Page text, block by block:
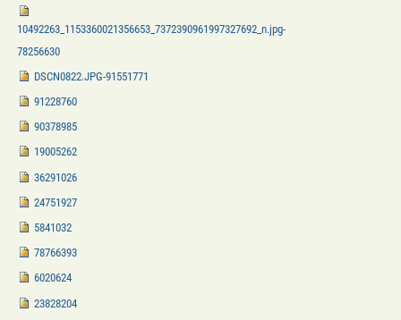
10492263_1153360021356653_7372390961997327692_n.jpg-
78256630
DSCN0822.JPG-91551771
91228760
90378985
19005262
36291026
24751927
5841032
78766393
6020624
23828204